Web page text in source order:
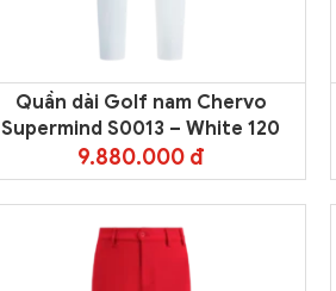
Quần dài Golf nam Chervo
Supermind S0013 – White 120
9.880.000 đ